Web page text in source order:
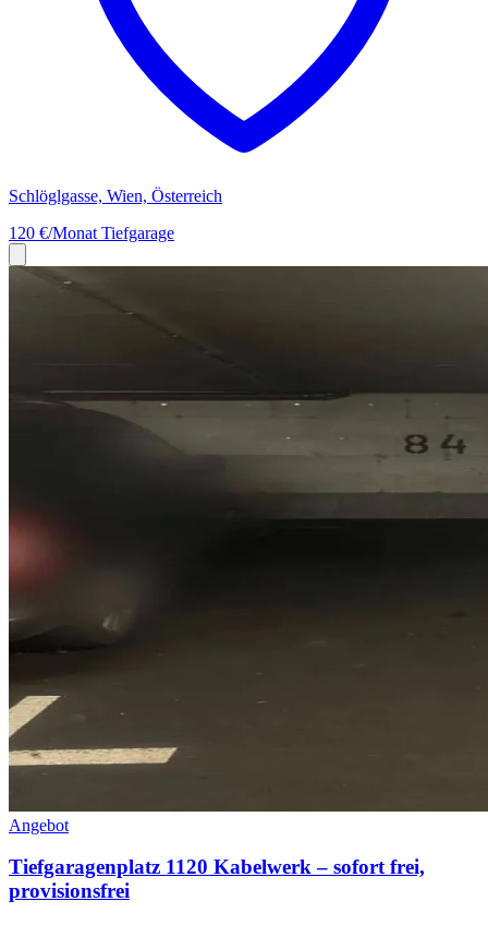
Schlöglgasse, Wien, Österreich
120 €/Monat Tiefgarage
Angebot
Tiefgaragenplatz 1120 Kabelwerk – sofort frei,
provisionsfrei